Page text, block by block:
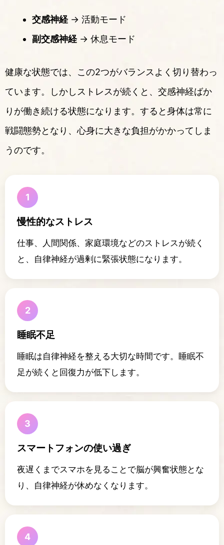
交感神経 → 活動モード
副交感神経 → 休息モード
健康な状態では、この2つがバランスよく切り替わっ
ています。しかしストレスが続くと、交感神経ばか
りが働き続ける状態になります。すると身体は常に
戦闘態勢となり、心身に大きな負担がかかってしま
うのです。
1
慢性的なストレス
仕事、人間関係、家庭環境などのストレスが続く
と、自律神経が過剰に緊張状態になります。
2
睡眠不足
睡眠は自律神経を整える大切な時間です。睡眠不
足が続くと回復力が低下します。
3
スマートフォンの使い過ぎ
夜遅くまでスマホを見ることで脳が興奮状態とな
り、自律神経が休めなくなります。
4